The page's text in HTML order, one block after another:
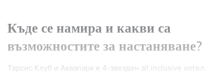
Къде се намира и какви са
възможностите за настаняване?
Тарсис Клуб и Аквапарк е 4-звезден all inclusive хотел.